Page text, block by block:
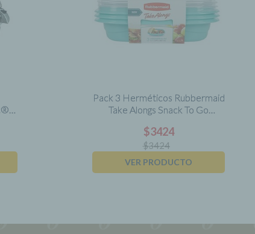
Pack 3 Herméticos Rubbermaid
Take Alongs Snack To Go
$3424
$3424
VER PRODUCTO